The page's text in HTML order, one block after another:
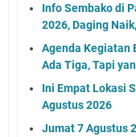
Info Sembako di
2026, Daging
Agenda Kegiatan
Ada Tiga, Tapi
Ini Empat Lokasi
Agustus 2026
Jumat 7 Agustus